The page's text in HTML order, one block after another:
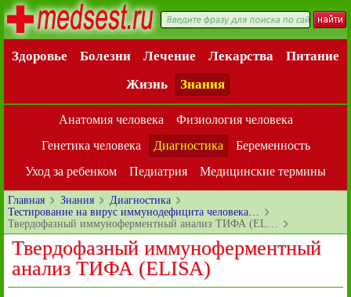
Здоровье Болезни Лечение Лекарства
Питание
Жизнь
Знания
Анатомия человека
Физиология человека
Генетика человека
Диагностика
Беременность
Уход за ребенком
Педиатрия Медицинские термины
Главная Знания
Диагностика
Тестирование на вирус иммунодефицита человека…
Твердофазный иммуноферментный анализ ТИФА (EL…
Твердофазный иммуноферментный
анализ ТИФА (ELISA)